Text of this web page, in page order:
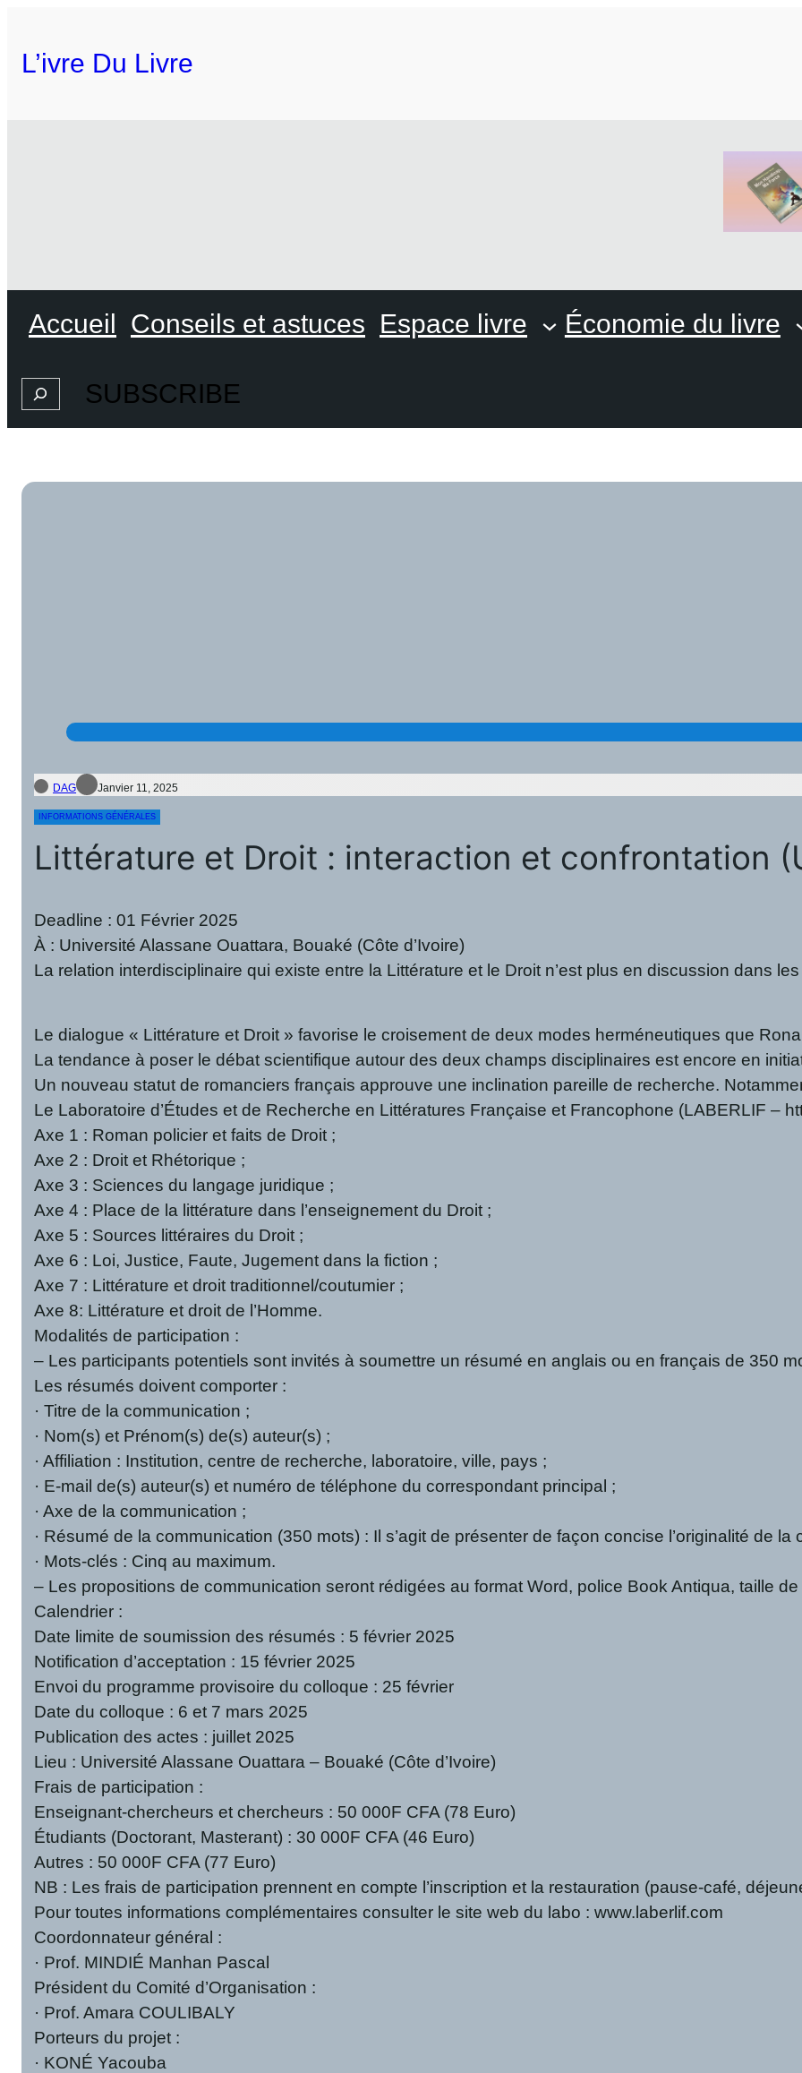
L’ivre Du Livre
Accueil Conseils et astuces Espace livre Économie du livre
SearchSUBSCRIBE
DAG Janvier 11, 2025
INFORMATIONS GÉNÉRALES
Littérature et Droit : interaction et confrontation
Deadline : 01 Février 2025
À : Université Alassane Ouattara, Bouaké (Côte d’Ivoire)
La relation interdisciplinaire qui existe entre la Littérature et le Droit n’est plus en discussion dans
Le dialogue « Littérature et Droit » favorise le croisement de deux modes herméneutiques que
La tendance à poser le débat scientifique autour des deux champs disciplinaires est encore en
Un nouveau statut de romanciers français approuve une inclination pareille de recherche.
Le Laboratoire d’Études et de Recherche en Littératures Française et Francophone (LABERLIF –
Axe 1 : Roman policier et faits de Droit ;
Axe 2 : Droit et Rhétorique ;
Axe 3 : Sciences du langage juridique ;
Axe 4 : Place de la littérature dans l’enseignement du Droit ;
Axe 5 : Sources littéraires du Droit ;
Axe 6 : Loi, Justice, Faute, Jugement dans la fiction ;
Axe 7 : Littérature et droit traditionnel/coutumier ;
Axe 8: Littérature et droit de l’Homme.
Modalités de participation :
– Les participants potentiels sont invités à soumettre un résumé en anglais ou en français de 350
Les résumés doivent comporter :
· Titre de la communication ;
· Nom(s) et Prénom(s) de(s) auteur(s) ;
· Affiliation : Institution, centre de recherche, laboratoire, ville, pays ;
· E-mail de(s) auteur(s) et numéro de téléphone du correspondant principal ;
· Axe de la communication ;
· Résumé de la communication (350 mots) : Il s’agit de présenter de façon concise l’originalité de
· Mots-clés : Cinq au maximum.
– Les propositions de communication seront rédigées au format Word, police Book Antiqua, taille
Calendrier :
Date limite de soumission des résumés : 5 février 2025
Notification d’acceptation : 15 février 2025
Envoi du programme provisoire du colloque : 25 février
Date du colloque : 6 et 7 mars 2025
Publication des actes : juillet 2025
Lieu : Université Alassane Ouattara – Bouaké (Côte d’Ivoire)
Frais de participation :
Enseignant-chercheurs et chercheurs : 50 000F CFA (78 Euro)
Étudiants (Doctorant, Masterant) : 30 000F CFA (46 Euro)
Autres : 50 000F CFA (77 Euro)
NB : Les frais de participation prennent en compte l’inscription et la restauration (pause-café,
Pour toutes informations complémentaires consulter le site web du labo : www.laberlif.com
Coordonnateur général :
· Prof. MINDIÉ Manhan Pascal
Président du Comité d’Organisation :
· Prof. Amara COULIBALY
Porteurs du projet :
· KONÉ Yacouba